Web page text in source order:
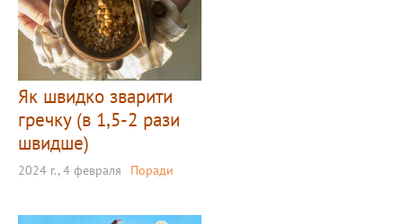
Як швидко зварити
гречку (в 1,5-2 рази
швидше)
2024 г., 4 февраля Поради